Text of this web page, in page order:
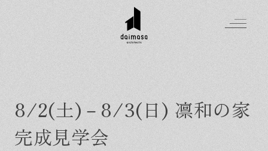
8/2(土)－8/3(日) 凛和の家
完成見学会
Greeting
はじめましての方へ
Made in DAIMASA